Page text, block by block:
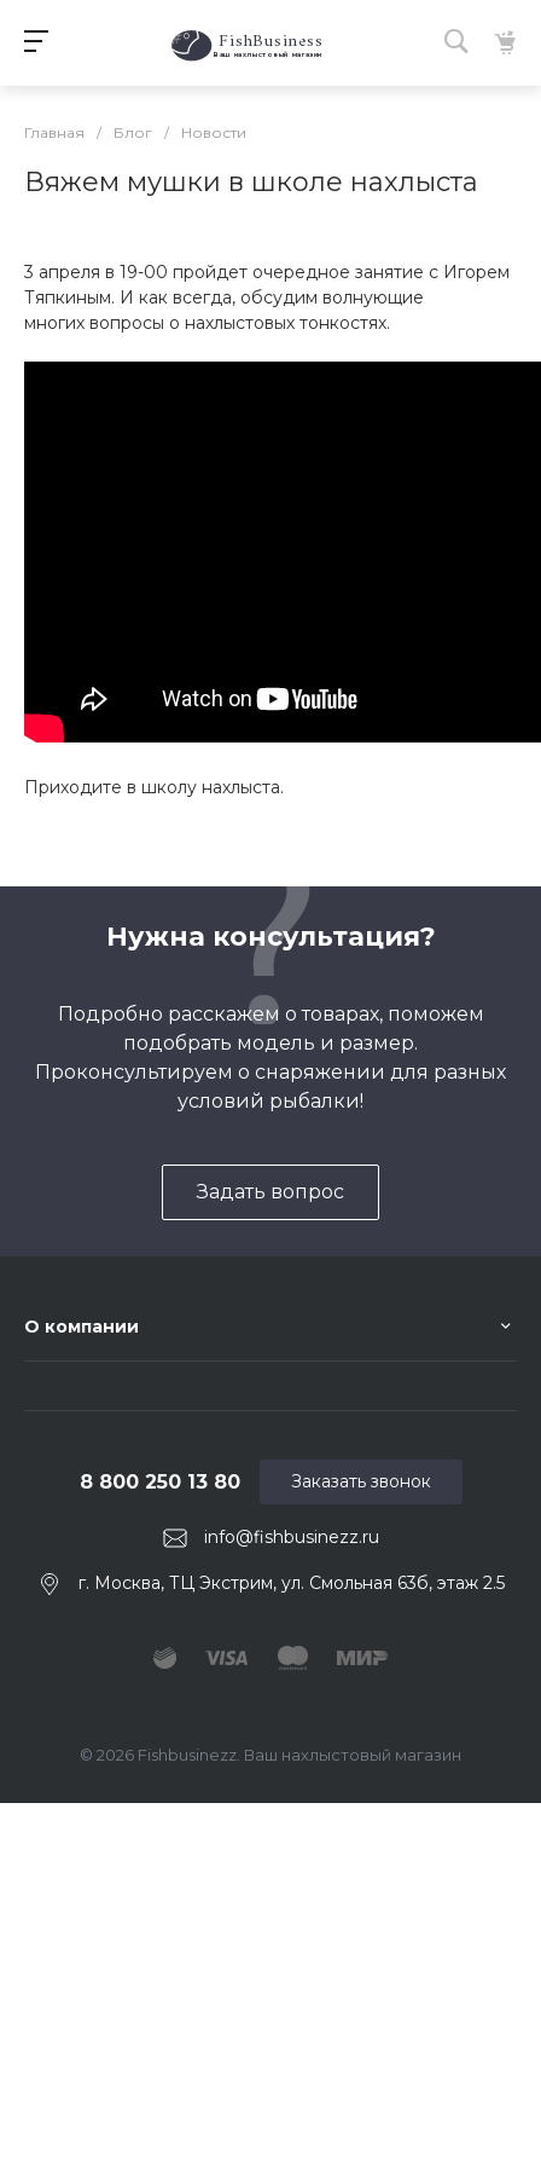
FishBusiness
Ваш нахлыстовый магазин
Главная / Блог / Новости
Вяжем мушки в школе нахлыста
3 апреля в 19-00 пройдет очередное занятие с Игорем
Тяпкиным. И как всегда, обсудим волнующие
многих вопросы о нахлыстовых тонкостях.
Приходите в школу нахлыста.
Нужна консультация?
Подробно расскажем о товарах, поможем
подобрать модель и размер.
Проконсультируем о снаряжении для разных
условий рыбалки!
Задать вопрос
О компании
info@fishbusinezz.ru
8 800 250 13 80
г. Москва, ТЦ Экстрим, ул. Смольная 63б, этаж 2.5
Заказать звонок
© 2026 Fishbusinezz. Ваш нахлыстовый магазин